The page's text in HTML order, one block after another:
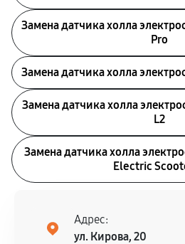
Замена датчика холла
Pro
Замена датчика холла
Замена датчика холла
L2
Замена датчика холла
Electric
Адрес:
ул. Кирова, 20